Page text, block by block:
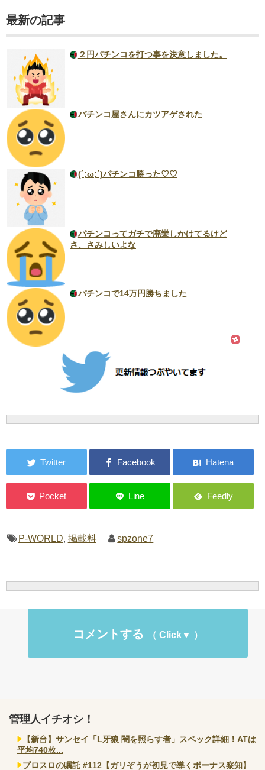
最新の記事
２円パチンコを打つ事を決意しました。
パチンコ屋さんにカツアゲされた
(´;ω;`)パチンコ勝った♡♡
パチンコってガチで廃業しかけてるけど
さ、さみしいよな
パチンコで14万円勝ちました
P-WORLD, 掲載料 spzone7
コメントする
管理人イチオシ！
【新台】サンセイ「L牙狼 闇を照らす者」スペック詳細！ATは
平均740枚...
プロスロの嘱託 #112【ガリぞうが初見で導くボーナス察知】